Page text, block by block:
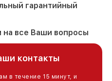
гарантийный
на все Ваши вопросы
контакты
в течение 15 минут, и